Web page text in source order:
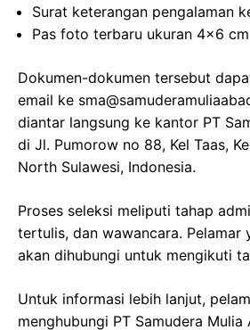
Surat keterangan pengalaman
Pas foto terbaru ukuran 4×6 cm
Dokumen-dokumen tersebut
email ke
diantar langsung ke kantor PT
di Jl. Pumorow no 88, Kel Taas,
North Sulawesi, Indonesia.
Proses seleksi meliputi tahap
tertulis, dan wawancara. Pelamar
akan dihubungi untuk mengikuti
Untuk informasi lebih lanjut,
menghubungi PT Samudera Mulia